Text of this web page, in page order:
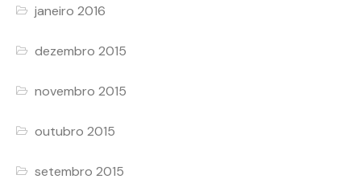
janeiro 2016
dezembro 2015
novembro 2015
outubro 2015
setembro 2015